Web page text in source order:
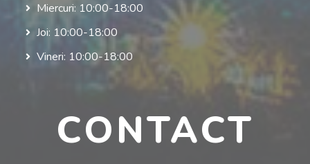
Miercuri: 10:00-18:00
Joi: 10:00-18:00
Vineri: 10:00-18:00
CONTACT